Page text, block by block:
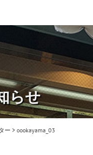
らせ
ー > oookayama_03